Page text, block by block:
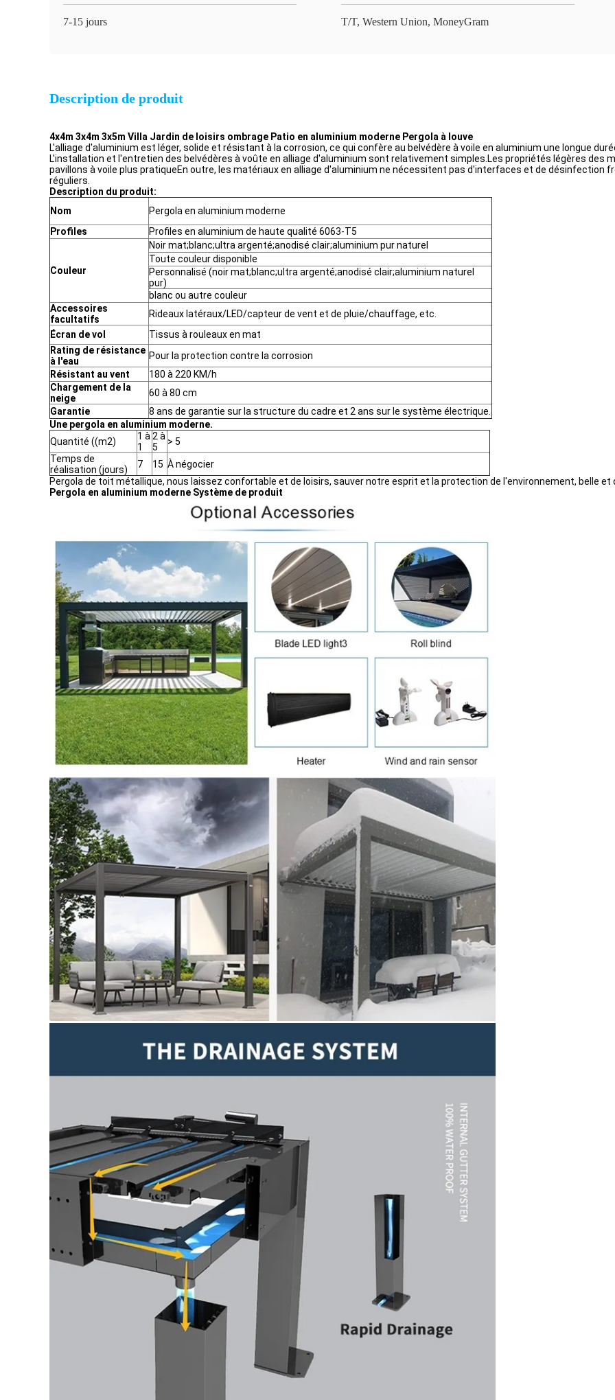
7-15 jours T/T, Western Union, MoneyGram
Description de produit
4x4m 3x4m 3x5m Villa Jardin de loisirs ombrage Patio en aluminium moderne Pergola à louve
L'alliage d'aluminium est léger, solide et résistant à la corrosion, ce qui confère au belvédère à voile en aluminium une longue
L'installation et l'entretien des belvédères à voûte en alliage d'aluminium sont relativement simples.Les propriétés légères des
pavillons à voile plus pratiqueEn outre, les matériaux en alliage d'aluminium ne nécessitent pas d'interfaces et de désinfection
réguliers.
Description du produit:
Nom
Pergola en aluminium moderne
Profiles
Profiles en aluminium de haute qualité 6063-T5
Couleur
Noir mat;blanc;ultra argenté;anodisé clair;aluminium pur naturel
Toute couleur disponible
Personnalisé (noir mat;blanc;ultra argenté;anodisé clair;aluminium naturel
pur)
blanc ou autre couleur
Accessoires
facultatifs
Rideaux latéraux/LED/capteur de vent et de pluie/chauffage, etc.
Écran de vol
Tissus à rouleaux en mat
Rating de résistance
à l'eau
Pour la protection contre la corrosion
Résistant au vent
180 à 220 KM/h
Chargement de la
neige
60 à 80 cm
Garantie
8 ans de garantie sur la structure du cadre et 2 ans sur le système électrique.
Une pergola en aluminium moderne.
Quantité ((m2)
1 à
1
2 à
5
> 5
Temps de
réalisation (jours)
7 15 À négocier
Pergola de toit métallique, nous laissez confortable et de loisirs, sauver notre esprit et la protection de l'environnement, belle et
Pergola en aluminium moderne Système de produit